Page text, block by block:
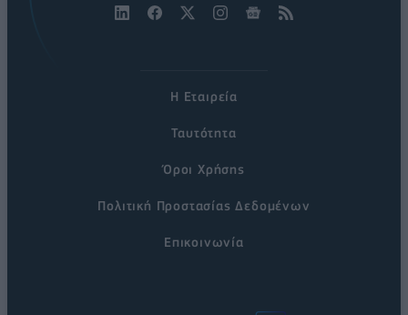
Η Εταιρεία
Ταυτότητα
Όροι Χρήσης
Πολιτική Προστασίας Δεδομένων
Επικοινωνία